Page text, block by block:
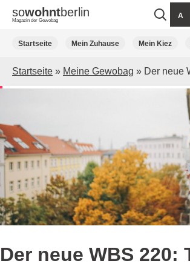
sowohntberlin
Magazin der Gewobag
A
Startseite Mein Zuhause Mein Kiez
Startseite » Meine Gewobag » Der neue
Der neue WBS 220: